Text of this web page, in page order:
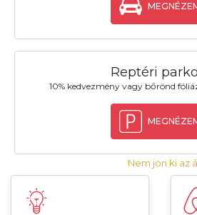
Reptéri
10% kedvezmény vagy bőrönd
Nem jön ki az